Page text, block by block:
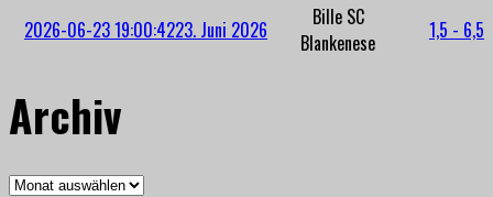
2026-06-23 19:00:4223. Juni 2026
Bille SC
Blankenese
1,5 - 6,5
Archiv
Archiv